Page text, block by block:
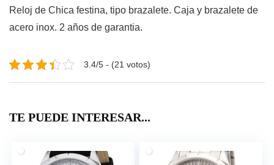
Reloj de Chica festina, tipo brazalete. Caja y brazalete de
acero inox. 2 años de garantia.
3.4/5 - (21 votos)
TE PUEDE INTERESAR...